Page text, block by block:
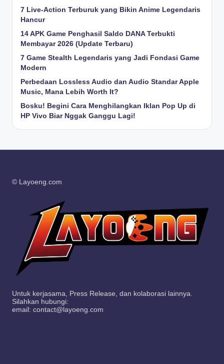
7 Live-Action Terburuk yang Bikin Anime Legendaris
Hancur
14 APK Game Penghasil Saldo DANA Terbukti
Membayar 2026 (Update Terbaru)
7 Game Stealth Legendaris yang Jadi Fondasi Game
Modern
Perbedaan Lossless Audio dan Audio Standar Apple
Music, Mana Lebih Worth It?
Bosku! Begini Cara Menghilangkan Iklan Pop Up di
HP Vivo Biar Nggak Ganggu Lagi!
© Layoeng.com
Untuk kerjasama, Press Release, dan kolaborasi lainnya.
Silahkan hubungi:
email: contact@layoeng.com